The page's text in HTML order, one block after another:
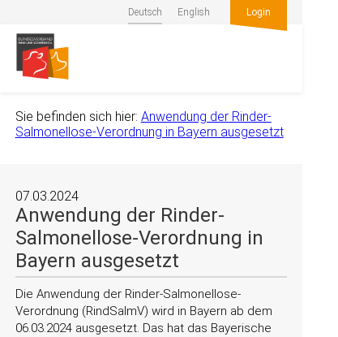
Deutsch English Login
Sie befinden sich hier: Anwendung der Rinder-
Salmonellose-Verordnung in Bayern ausgesetzt
07.03.2024
Anwendung der Rinder-
Salmonellose-Verordnung in
Bayern ausgesetzt
Die Anwendung der Rinder-Salmonellose-
Verordnung (RindSalmV) wird in Bayern ab dem
06.03.2024 ausgesetzt. Das hat das Bayerische